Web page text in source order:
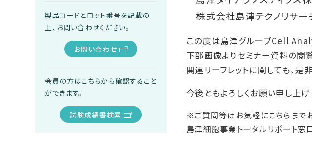
株式会社島津テクノ
この度は島津グループCell
下部画像よりセミナー資料の閲
関連リーフレットに関しても、是
今後ともよろしくお願い申し上げ
※ご質問等はお気軽にこちらまで
島津細胞事業トータルサポー
製品コードとロット番号を記載の
上、お問い合わせください。
お問い合わせ
会員の方はこちらから確認すること
ができます。
試験成績書検索